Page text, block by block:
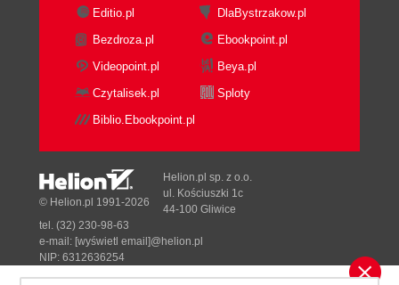
Editio.pl
DlaBystrzakow.pl
Bezdroza.pl
Ebookpoint.pl
Videopoint.pl
Beya.pl
Czytalisek.pl
Sploty
Biblio.Ebookpoint.pl
© Helion.pl 1991-2026
Helion.pl sp. z o.o.
ul. Kościuszki 1c
44-100 Gliwice
tel. (32) 230-98-63
e-mail: [wyświetl email]@helion.pl
NIP: 6312636254